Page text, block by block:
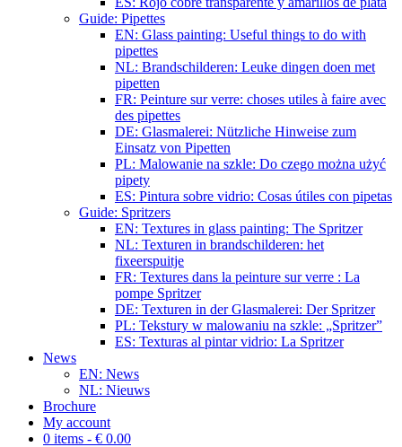
Guide: Pipettes
EN: Glass painting: Useful things to do with
pipettes
NL: Brandschilderen: Leuke dingen doen met
pipetten
FR: Peinture sur verre: choses utiles à faire avec
des pipettes
DE: Glasmalerei: Nützliche Hinweise zum
Einsatz von Pipetten
PL: Malowanie na szkle: Do czego można użyć
pipety
ES: Pintura sobre vidrio: Cosas útiles con pipetas
Guide: Spritzers
EN: Textures in glass painting: The Spritzer
NL: Texturen in brandschilderen: het
fixeerspuitje
FR: Textures dans la peinture sur verre : La
pompe Spritzer
DE: Texturen in der Glasmalerei: Der Spritzer
PL: Tekstury w malowaniu na szkle: „Spritzer”
ES: Texturas al pintar vidrio: La Spritzer
News
EN: News
NL: Nieuws
Brochure
My account
0 items - € 0.00